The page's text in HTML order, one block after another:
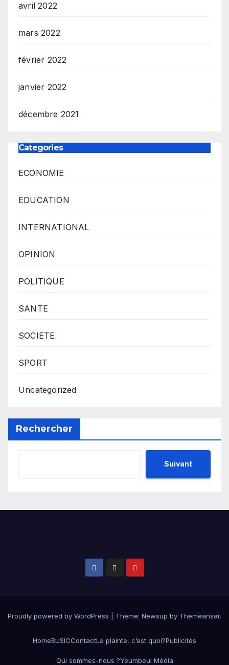
avril 2022
mars 2022
février 2022
janvier 2022
décembre 2021
Categories
ECONOMIE
EDUCATION
INTERNATIONAL
OPINION
POLITIQUE
SANTE
SOCIETE
SPORT
Uncategorized
Rechercher
Suivant
Proudly powered by WordPress Theme: Newsup by Themeansar.
HomeBUSICContactLa plainte, c’est quoi?Publicités
Qui sommes-nous ?Yeumbeul Média